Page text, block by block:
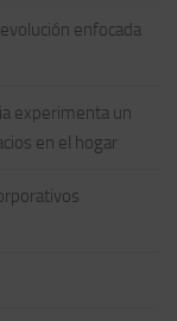
enfocada
experimenta un
en el hogar